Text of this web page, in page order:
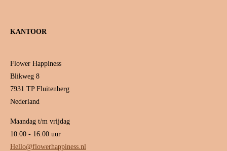
KANTOOR
Flower Happiness
Blikweg 8
7931 TP Fluitenberg
Nederland
Maandag t/m vrijdag
10.00 - 16.00 uur
Hello@flowerhappiness.nl